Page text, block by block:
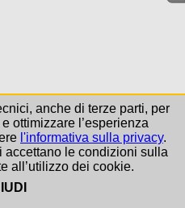
anche di terze parti, per
ottimizzare l’esperienza
l'informativa sulla privacy.
le condizioni sulla
all’utilizzo dei cookie.